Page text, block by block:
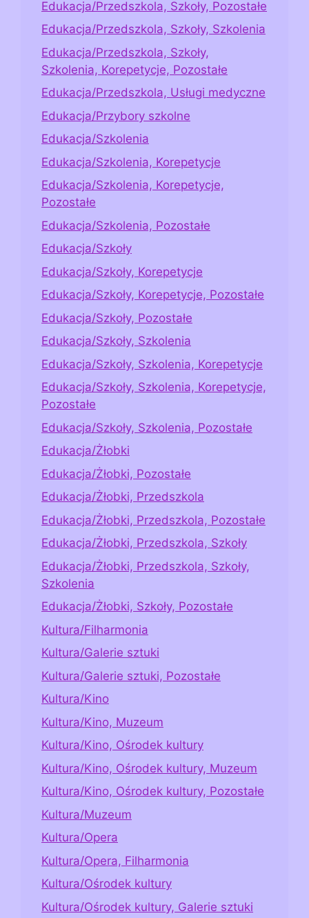
Edukacja/Przedszkola, Szkoły, Pozostałe
Edukacja/Przedszkola, Szkoły, Szkolenia
Edukacja/Przedszkola, Szkoły,
Szkolenia, Korepetycje, Pozostałe
Edukacja/Przedszkola, Usługi medyczne
Edukacja/Przybory szkolne
Edukacja/Szkolenia
Edukacja/Szkolenia, Korepetycje
Edukacja/Szkolenia, Korepetycje,
Pozostałe
Edukacja/Szkolenia, Pozostałe
Edukacja/Szkoły
Edukacja/Szkoły, Korepetycje
Edukacja/Szkoły, Korepetycje, Pozostałe
Edukacja/Szkoły, Pozostałe
Edukacja/Szkoły, Szkolenia
Edukacja/Szkoły, Szkolenia, Korepetycje
Edukacja/Szkoły, Szkolenia, Korepetycje,
Pozostałe
Edukacja/Szkoły, Szkolenia, Pozostałe
Edukacja/Żłobki
Edukacja/Żłobki, Pozostałe
Edukacja/Żłobki, Przedszkola
Edukacja/Żłobki, Przedszkola, Pozostałe
Edukacja/Żłobki, Przedszkola, Szkoły
Edukacja/Żłobki, Przedszkola, Szkoły,
Szkolenia
Edukacja/Żłobki, Szkoły, Pozostałe
Kultura/Filharmonia
Kultura/Galerie sztuki
Kultura/Galerie sztuki, Pozostałe
Kultura/Kino
Kultura/Kino, Muzeum
Kultura/Kino, Ośrodek kultury
Kultura/Kino, Ośrodek kultury, Muzeum
Kultura/Kino, Ośrodek kultury, Pozostałe
Kultura/Muzeum
Kultura/Opera
Kultura/Opera, Filharmonia
Kultura/Ośrodek kultury
Kultura/Ośrodek kultury, Galerie sztuki